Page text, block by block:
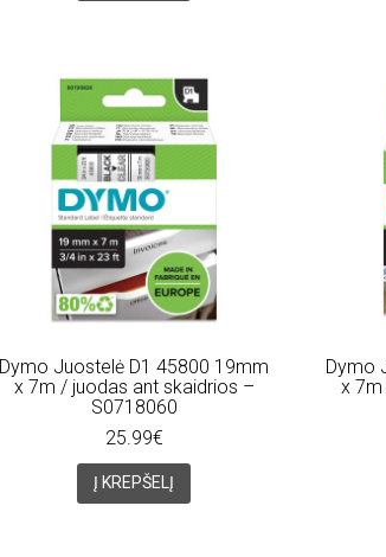
Dymo Juostelė D1 45800 19mm
x 7m / juodas ant skaidrios –
S0718060
25.99€
Į KREPŠELĮ
Dymo
x